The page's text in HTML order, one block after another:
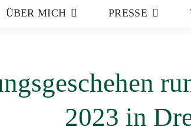
ÜBER MICH PRESSE
2023 in